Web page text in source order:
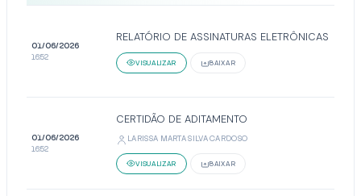
01/06/2026
16:52
RELATÓRIO DE ASSINATURAS ELETRÔNICAS
VISUALIZAR BAIXAR
01/06/2026
16:52
CERTIDÃO DE ADITAMENTO
LARISSA MARTA SILVA CARDOSO
VISUALIZAR BAIXAR